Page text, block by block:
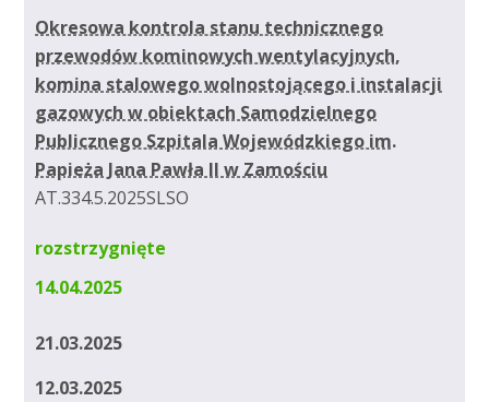
Okresowa kontrola stanu technicznego
przewodów kominowych wentylacyjnych,
komina stalowego wolnostojącego i instalacji
gazowych w obiektach Samodzielnego
Publicznego Szpitala Wojewódzkiego im.
Papieża Jana Pawła II w Zamościu
AT.334.5.2025SLSO
rozstrzygnięte
14.04.2025
21.03.2025
12.03.2025